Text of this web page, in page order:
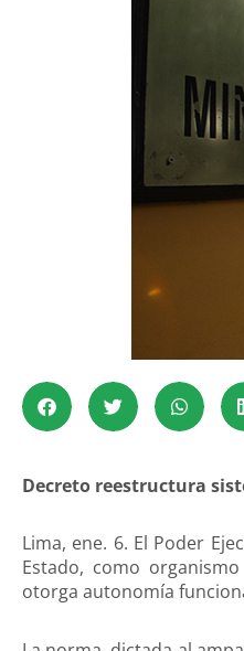
Decreto reestructura
Lima, ene. 6. El Poder
Estado, como
otorga autonomía